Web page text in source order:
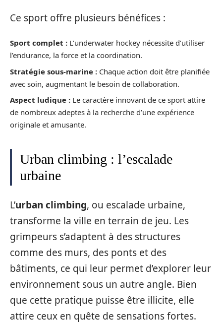
Ce sport offre plusieurs bénéfices :
Sport complet : L’underwater hockey nécessite d’utiliser
l’endurance, la force et la coordination.
Stratégie sous-marine : Chaque action doit être planifiée
avec soin, augmentant le besoin de collaboration.
Aspect ludique : Le caractère innovant de ce sport attire
de nombreux adeptes à la recherche d’une expérience
originale et amusante.
Urban climbing : l’escalade
urbaine
L’urban climbing, ou escalade urbaine,
transforme la ville en terrain de jeu. Les
grimpeurs s’adaptent à des structures
comme des murs, des ponts et des
bâtiments, ce qui leur permet d’explorer leur
environnement sous un autre angle. Bien
que cette pratique puisse être illicite, elle
attire ceux en quête de sensations fortes.